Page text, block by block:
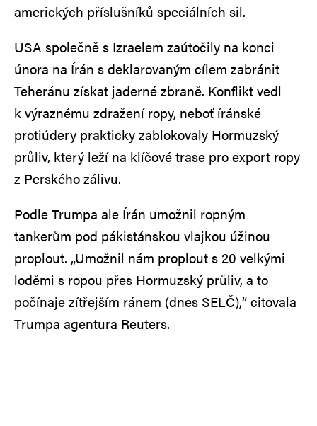
amerických příslušníků speciálních sil.
USA společně s Izraelem zaútočily na konci
února na Írán s deklarovaným cílem zabránit
Teheránu získat jaderné zbraně. Konflikt vedl
k výraznému zdražení ropy, neboť íránské
protiúdery prakticky zablokovaly Hormuzský
průliv, který leží na klíčové trase pro export ropy
z Perského zálivu.
Podle Trumpa ale Írán umožnil ropným
tankerům pod pákistánskou vlajkou úžinou
proplout. „Umožnil nám proplout s 20 velkými
loděmi s ropou přes Hormuzský průliv, a to
počínaje zítřejším ránem (dnes SELČ),“ citovala
Trumpa agentura Reuters.